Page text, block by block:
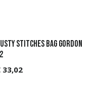
Stitches Bag Gordon
33,02